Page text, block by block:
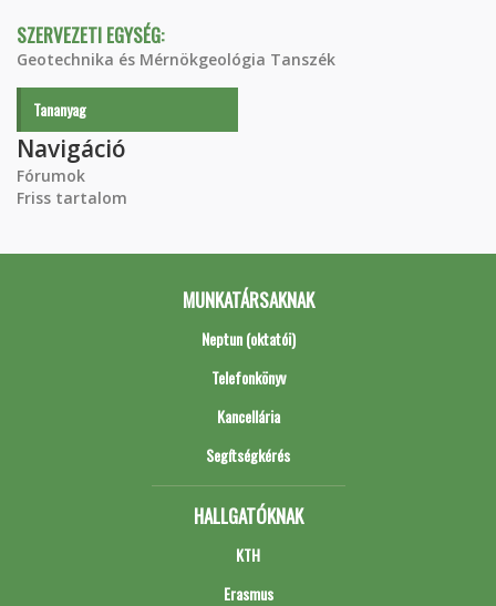
SZERVEZETI EGYSÉG:
Geotechnika és Mérnökgeológia Tanszék
Tananyag
Navigáció
Fórumok
Friss tartalom
MUNKATÁRSAKNAK
Neptun (oktatói)
Telefonkönyv
Kancellária
Segítségkérés
HALLGATÓKNAK
KTH
Erasmus